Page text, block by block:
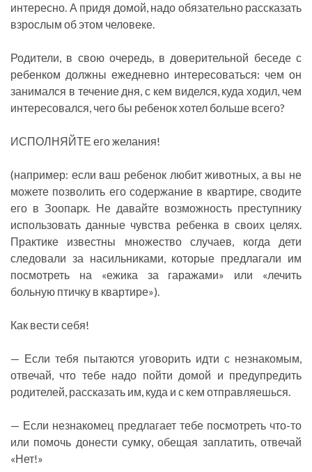
интересно. А придя домой, надо обязательно рассказать
взрослым об этом человеке.
Родители, в свою очередь, в доверительной беседе с
ребенком должны ежедневно интересоваться: чем он
занимался в течение дня, с кем виделся, куда ходил, чем
интересовался, чего бы ребенок хотел больше всего?
ИСПОЛНЯЙТЕ его желания!
(например: если ваш ребенок любит животных, а вы не
можете позволить его содержание в квартире, сводите
его в Зоопарк. Не давайте возможность преступнику
использовать данные чувства ребенка в своих целях.
Практике известны множество случаев, когда дети
следовали за насильниками, которые предлагали им
посмотреть на «ежика за гаражами» или «лечить
больную птичку в квартире»).
Как вести себя!
— Если тебя пытаются уговорить идти с незнакомым,
отвечай, что тебе надо пойти домой и предупредить
родителей, рассказать им, куда и с кем отправляешься.
— Если незнакомец предлагает тебе посмотреть что-то
или помочь донести сумку, обещая заплатить, отвечай
«Нет!»